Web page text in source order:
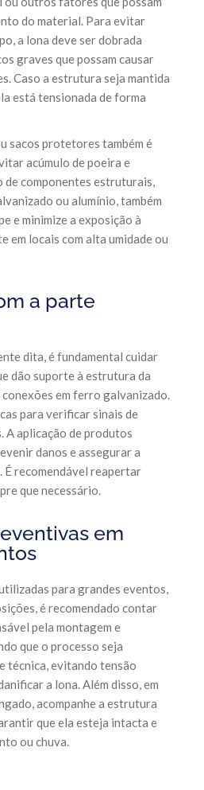
do material. Para evitar
a lona deve ser dobrada
graves que possam causar
Caso a estrutura seja mantida
está tensionada de forma
sacos protetores também é
acúmulo de poeira e
de componentes estruturais,
ou alumínio, também
e minimize a exposição à
em locais com alta umidade ou
a parte
dita, é fundamental cuidar
dão suporte à estrutura da
em ferro galvanizado.
para verificar sinais de
A aplicação de produtos
danos e assegurar a
recomendável reapertar
que necessário.
em
para grandes eventos,
é recomendado contar
pela montagem e
que o processo seja
técnica, evitando tensão
a lona. Além disso, em
acompanhe a estrutura
que ela esteja intacta e
ou chuva.